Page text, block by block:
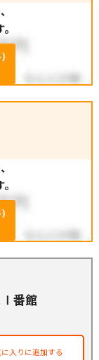
)
)
Ⅰ番館
入りに追加する